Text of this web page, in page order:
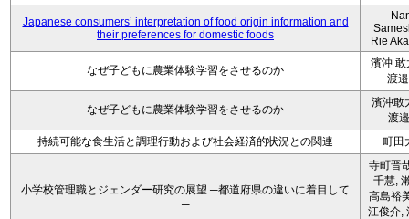
Japanese consumers’ interpretation of food origin information and
their preferences for domestic foods
Rie
なぜ子どもに農業体験学習をさせるのか
濱沖 敢
渡
なぜ子どもに農業体験学習をさせるのか
濱沖敢
渡
持続可能な食生活と調理行動および社会経済的状況との関連
町田
小学校管理職とジェンダー研究の展望 ─都道府県の違いに着目して
─
寺町晋
千慧,
高島裕
江俊介,